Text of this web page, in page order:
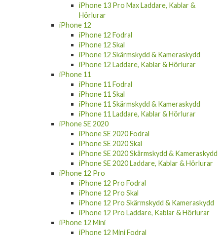
iPhone 13 Pro Max Laddare, Kablar &
Hörlurar
iPhone 12
iPhone 12 Fodral
iPhone 12 Skal
iPhone 12 Skärmskydd & Kameraskydd
iPhone 12 Laddare, Kablar & Hörlurar
iPhone 11
iPhone 11 Fodral
iPhone 11 Skal
iPhone 11 Skärmskydd & Kameraskydd
iPhone 11 Laddare, Kablar & Hörlurar
iPhone SE 2020
iPhone SE 2020 Fodral
iPhone SE 2020 Skal
iPhone SE 2020 Skärmskydd & Kameraskydd
iPhone SE 2020 Laddare, Kablar & Hörlurar
iPhone 12 Pro
iPhone 12 Pro Fodral
iPhone 12 Pro Skal
iPhone 12 Pro Skärmskydd & Kameraskydd
iPhone 12 Pro Laddare, Kablar & Hörlurar
iPhone 12 Mini
iPhone 12 Mini Fodral